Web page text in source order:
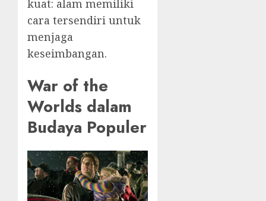
kuat: alam memiliki
cara tersendiri untuk
menjaga
keseimbangan.
War of the
Worlds dalam
Budaya Populer